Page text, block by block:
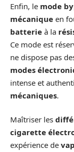
Enfin, le mode
mécanique en
batterie à la
Ce mode est
ne dispose pas
modes
intense et
mécaniques.
Maîtriser les
cigarette
expérience de